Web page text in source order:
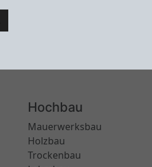
Hochbau
Mauerwerksbau
Holzbau
Trockenbau